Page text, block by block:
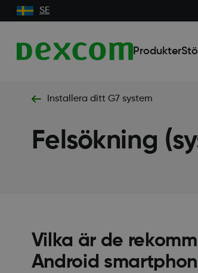
SE
Produkter
Installera ditt G7 system
Felsökning
Vilka är de
Android